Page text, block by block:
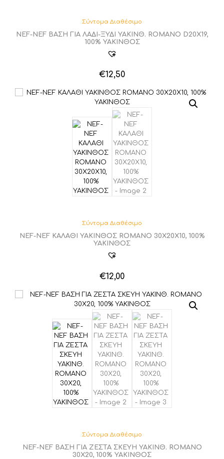
Σύντομα Διαθέσιμο
NEF-NEF ΒΑΣΗ ΓΙΑ ΛΑΔΙ-ΞΥΔΙ YAKINΘ. ROMANO D20X19,
100% ΥΑΚΙΝΘΟΣ
€12,50
Σύντομα Διαθέσιμο
NEF-NEF ΚΑΛΑΘΙ ΥΑΚΙΝΘΟΣ ROMANO 30X20X10, 100%
ΥΑΚΙΝΘΟΣ
€12,00
Σύντομα Διαθέσιμο
NEF-NEF ΒΑΣΗ ΓΙΑ ΖΕΣΤΑ ΣΚΕΥΗ ΥΑΚΙΝΘ. ROMANO
30Χ20, 100% ΥΑΚΙΝΘΟΣ